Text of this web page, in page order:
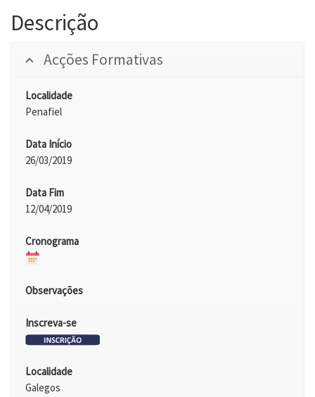
Descrição
Acções Formativas
Localidade
Penafiel
Data Início
26/03/2019
Data Fim
12/04/2019
Cronograma
Observações
Inscreva-se
Localidade
Galegos